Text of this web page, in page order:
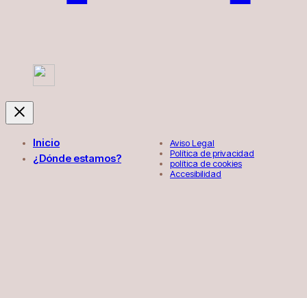
Inicio
¿Dónde estamos?
Aviso Legal
Política de privacidad
política de cookies
Accesibilidad